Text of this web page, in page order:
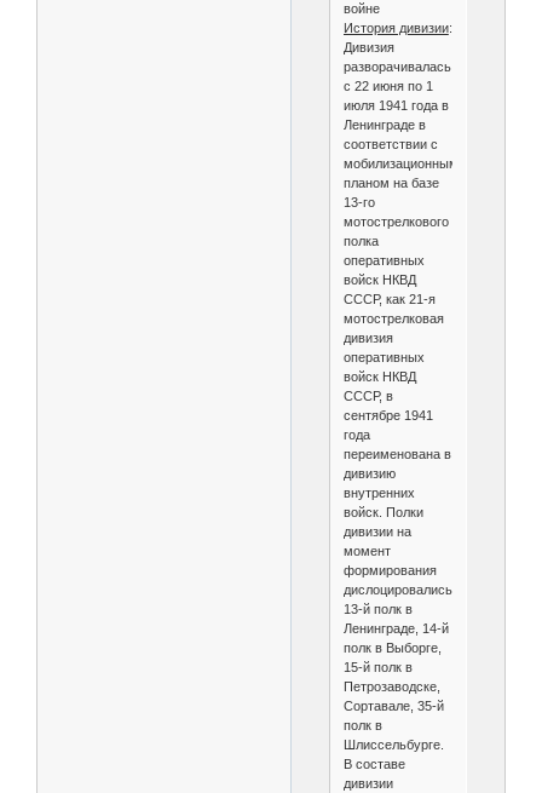
войне
История дивизии:
Дивизия
разворачивалась
с 22 июня по 1
июля 1941 года в
Ленинграде в
соответствии с
мобилизационным
планом на базе
13-го
мотострелкового
полка
оперативных
войск НКВД
СССР, как 21-я
мотострелковая
дивизия
оперативных
войск НКВД
СССР, в
сентябре 1941
года
переименована в
дивизию
внутренних
войск. Полки
дивизии на
момент
формирования
дислоцировались:
13-й полк в
Ленинграде, 14-й
полк в Выборге,
15-й полк в
Петрозаводске,
Сортавале, 35-й
полк в
Шлиссельбурге.
В составе
дивизии